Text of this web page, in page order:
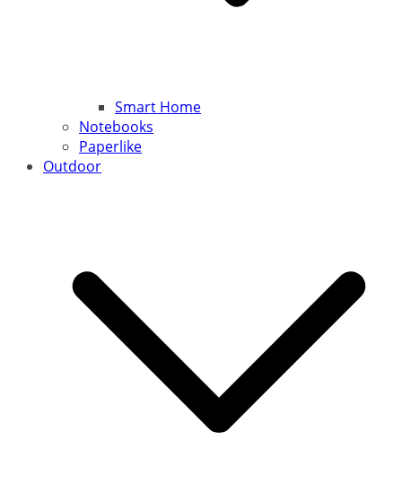
Smart Home
Notebooks
Paperlike
Outdoor